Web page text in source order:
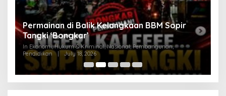
Permainan di Balik Kelangkaan BBM Sopir
Tangki ‘Bongkar’
In Ekonomi, Hukum & Kriminal, Nasional, Pembangunan,
Pendidikan
July 18, 2026